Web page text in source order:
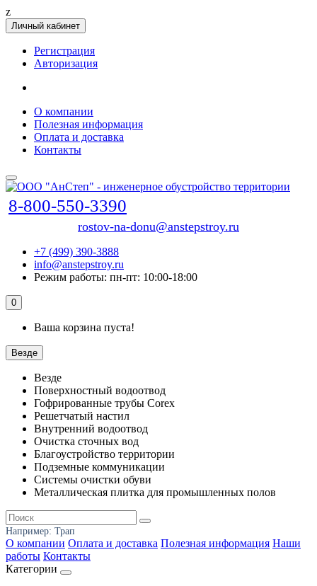
z
Личный кабинет
Регистрация
Авторизация
О компании
Полезная информация
Оплата и доставка
Контакты
8-800-550-3390
rostov-na-donu@anstepstroy.ru
+7 (499) 390-3888
info@anstepstroy.ru
Режим работы: пн-пт: 10:00-18:00
0
Ваша корзина пуста!
Везде
Везде
Поверхностный водоотвод
Гофрированные трубы Corex
Решетчатый настил
Внутренний водоотвод
Очистка сточных вод
Благоустройство территории
Подземные коммуникации
Системы очистки обуви
Металлическая плитка для промышленных полов
Например: Трап
О компании Оплата и доставка Полезная информация Наши
работы Контакты
Категории